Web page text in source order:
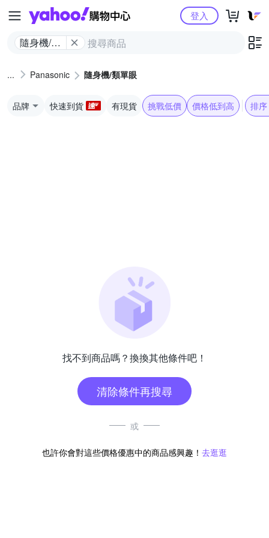
Yahoo購物中心
隨身機/類
登入
Panasonic 隨身機/類單眼
品牌 快速到貨 有現貨 挑戰低價 價格低到高 排序
找不到商品嗎？換換其他條件吧！
清除條件再搜尋
或
也許你會對這些價格優惠中的商品感興趣！ 去逛逛